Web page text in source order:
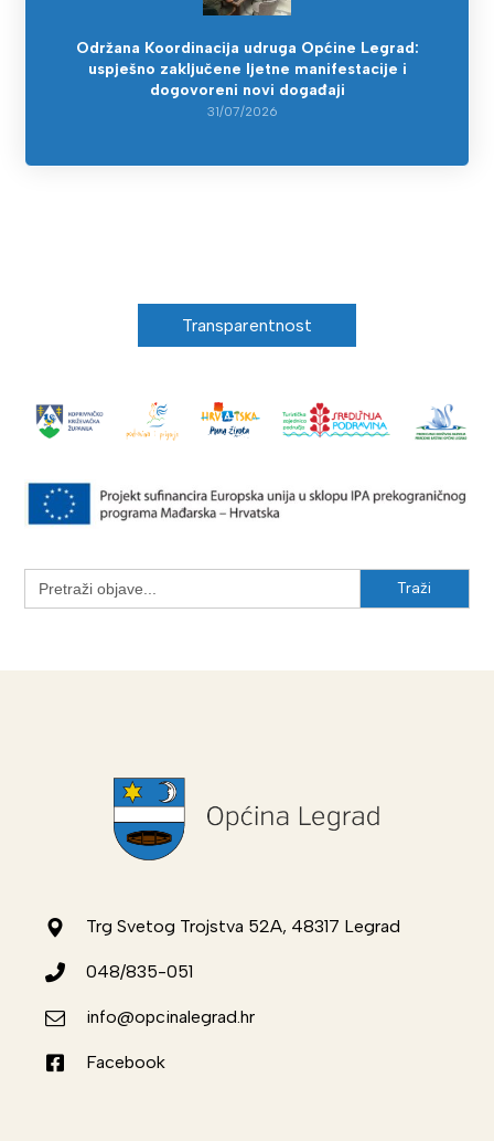
Održana Koordinacija udruga Općine Legrad:
uspješno zaključene ljetne manifestacije i
dogovoreni novi događaji
31/07/2026
Transparentnost
Search
for:
Trg Svetog Trojstva 52A, 48317 Legrad
048/835-051
info@opcinalegrad.hr
Facebook